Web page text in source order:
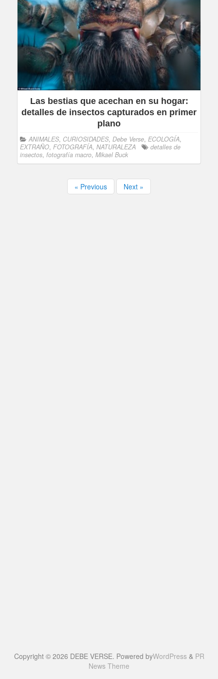
Las bestias que acechan en su hogar:
detalles de insectos capturados en primer
plano
ANIMALES, CURIOSIDADES, Debe Verse, ECOLOGÍA,
EXTRAÑO, FOTOGRAFÍA, NATURALEZA
detalles de
insectos, fotografía macro, Mikael Buck
« Previous Next »
Copyright © 2026 DEBE VERSE. Powered byWordPress& PR
News Theme